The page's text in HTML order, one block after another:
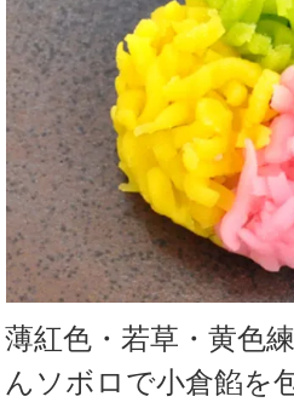
薄紅色・若草・黄色
んソボロで小倉餡を